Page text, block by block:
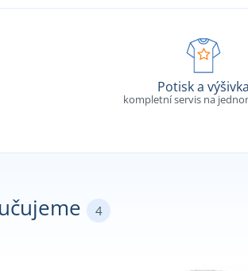
Potisk a výšivka
kompletní servis na
4